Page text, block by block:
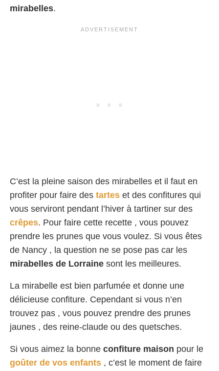
mirabelles.
C’est la pleine saison des mirabelles et il faut en
profiter pour faire des tartes et des confitures qui
vous serviront pendant l’hiver à tartiner sur des
crêpes. Pour faire cette recette , vous pouvez
prendre les prunes que vous voulez. Si vous êtes
de Nancy , la question ne se pose pas car les
mirabelles de Lorraine sont les meilleures.
La mirabelle est bien parfumée et donne une
délicieuse confiture. Cependant si vous n’en
trouvez pas , vous pouvez prendre des prunes
jaunes , des reine-claude ou des quetsches.
Si vous aimez la bonne confiture maison pour le
goûter de vos enfants , c’est le moment de faire